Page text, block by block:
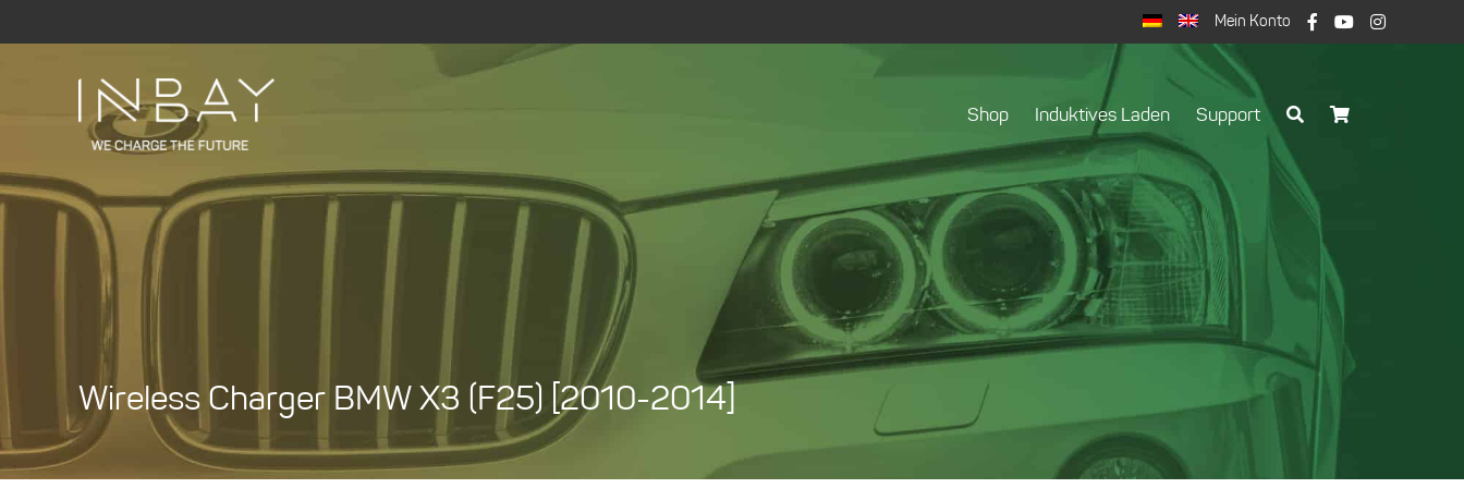
Inhalt
Mein Konto
Shop Induktives Laden Support
Wireless Charger BMW X3 (F25) [2010-2014]